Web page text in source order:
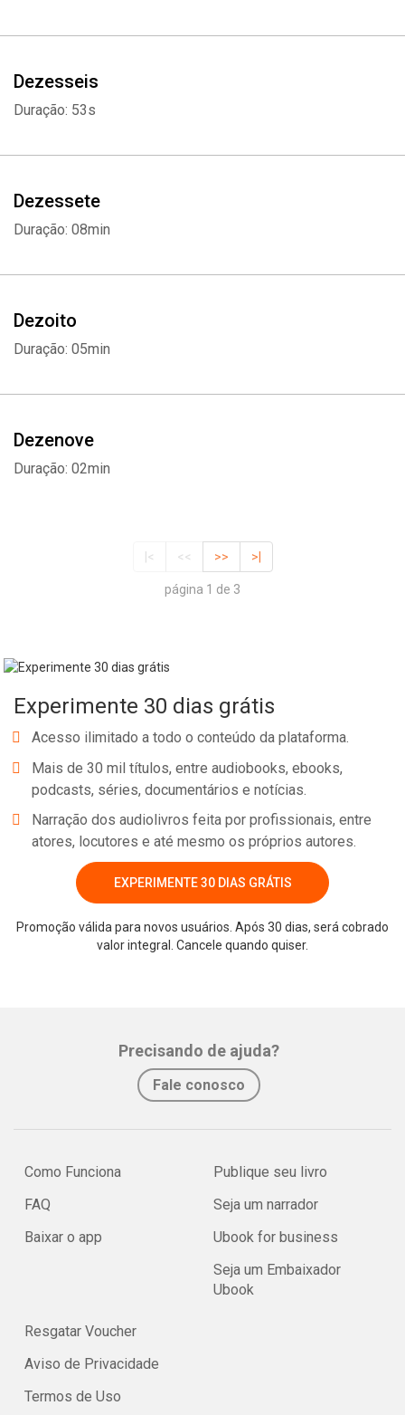
Dezesseis
Duração: 53s
Dezessete
Duração: 08min
Dezoito
Duração: 05min
Dezenove
Duração: 02min
|< << >> >|
página 1 de 3
Experimente 30 dias grátis
Acesso ilimitado a todo o conteúdo da plataforma.
Mais de 30 mil títulos, entre audiobooks, ebooks,
podcasts, séries, documentários e notícias.
Narração dos audiolivros feita por profissionais, entre
atores, locutores e até mesmo os próprios autores.
EXPERIMENTE 30 DIAS GRÁTIS
Promoção válida para novos usuários. Após 30 dias, será cobrado
valor integral. Cancele quando quiser.
Precisando de ajuda?
Fale conosco
Como Funciona
FAQ
Baixar o app
Publique seu livro
Seja um narrador
Ubook for business
Seja um Embaixador
Ubook
Resgatar Voucher
Aviso de Privacidade
Termos de Uso